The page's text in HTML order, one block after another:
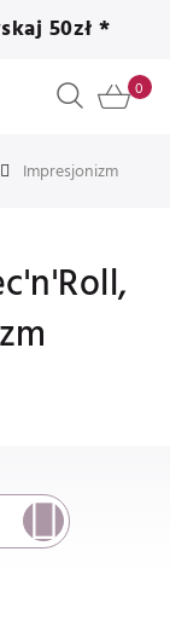
50zł *
Impresjonizm